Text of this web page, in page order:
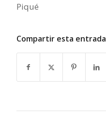
Piqué
Compartir esta entrada